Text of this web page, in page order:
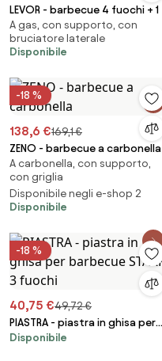
LEVOR - barbecue 4 fuochi + 1
A gas, con supporto, con
bruciatore laterale
Disponibile
-18 %
138,6 €169,1 €
ZENO - barbecue a carbonella
A carbonella, con supporto,
con griglia
Disponibile negli e-shop 2
Disponibile
-18 %
40,75 €49,72 €
PIASTRA - piastra in ghisa per
barbecue STARK 3 fuochi
Disponibile